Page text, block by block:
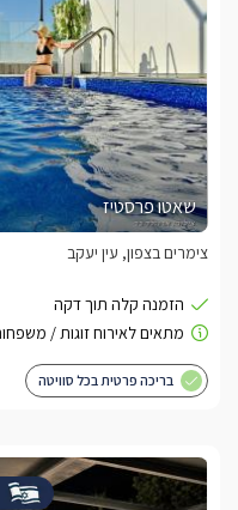
שאטו פרסטיז
צימרים בצפון, עין יעקב
בריכה פרטית בכל סוויטה